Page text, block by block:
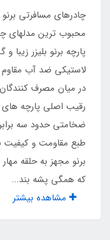
4 نفر
تعداد پنجره
سه عدد
جنس چادر
برنو بلیزر
جنس تور پشه‌ بند
چادرهای مسافرتی
محبوب ترین مدلهای
پارچه برنو بلیزر
لاستیکی ضد آب
در میان مصرف
رقیب اصلی پارچه های
ضخامتی حدود سه
طبع مقاومت و کیفیت
که همگی پشه‌ بند...
مشاهده بیشتر